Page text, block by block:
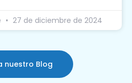
27 de diciembre de 2024
nuestro Blog